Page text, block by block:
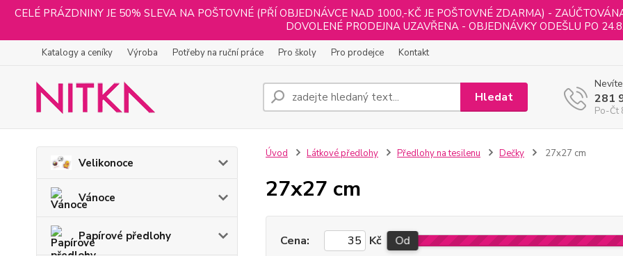
CELÉ PRÁZDNINY JE 50% SLEVA NA POŠTOVNÉ (PŘÍ OBJEDNÁVCE NAD 1000,-KČ JE POŠTOVNÉ ZDARMA) -
DOVOLENÉ PRODEJNA UZAVŘENA - OBJEDNÁVKY ODEŠLU PO
Katalogy a ceníky Výroba Potřeby na ruční práce Pro školy Pro prodejce Kontakt
Hledat 281
Po-Čt
Velikonoce
Vánoce
Papírové předlohy
Úvod Látkové předlohy Předlohy na tesilenu Dečky 27x27 cm
27x27 cm
Cena: Kč Od